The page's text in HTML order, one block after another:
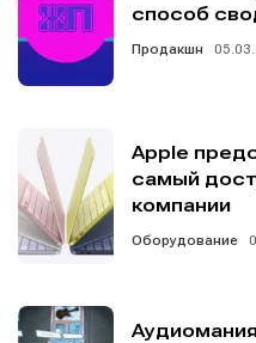
способ
Продакшн
Apple
самый
компании
Оборудование